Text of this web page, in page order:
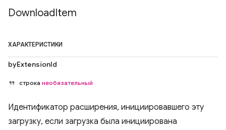
DownloadItem
ХАРАКТЕРИСТИКИ
byExtensionId
строка необязательный
Идентификатор расширения, инициировавшего эту
загрузку, если загрузка была инициирована